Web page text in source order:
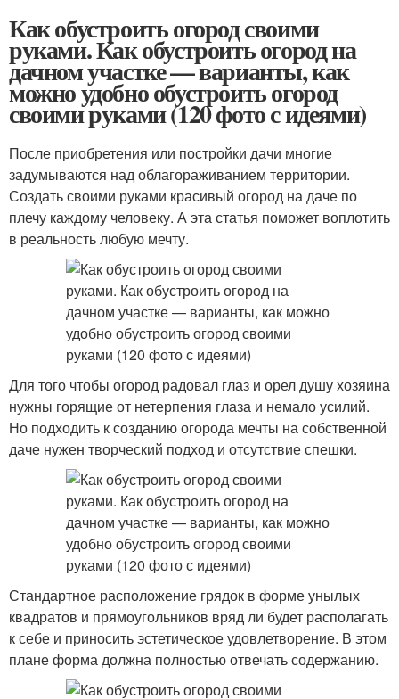
Как обустроить огород своими
руками. Как обустроить огород на
дачном участке — варианты, как
можно удобно обустроить огород
своими руками (120 фото с идеями)
После приобретения или постройки дачи многие
задумываются над облагораживанием территории.
Создать своими руками красивый огород на даче по
плечу каждому человеку. А эта статья поможет воплотить
в реальность любую мечту.
Для того чтобы огород радовал глаз и орел душу хозяина
нужны горящие от нетерпения глаза и немало усилий.
Но подходить к созданию огорода мечты на собственной
даче нужен творческий подход и отсутствие спешки.
Стандартное расположение грядок в форме унылых
квадратов и прямоугольников вряд ли будет располагать
к себе и приносить эстетическое удовлетворение. В этом
плане форма должна полностью отвечать содержанию.